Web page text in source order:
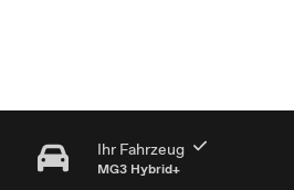
Ihr Fahrzeug
MG3 Hybrid+